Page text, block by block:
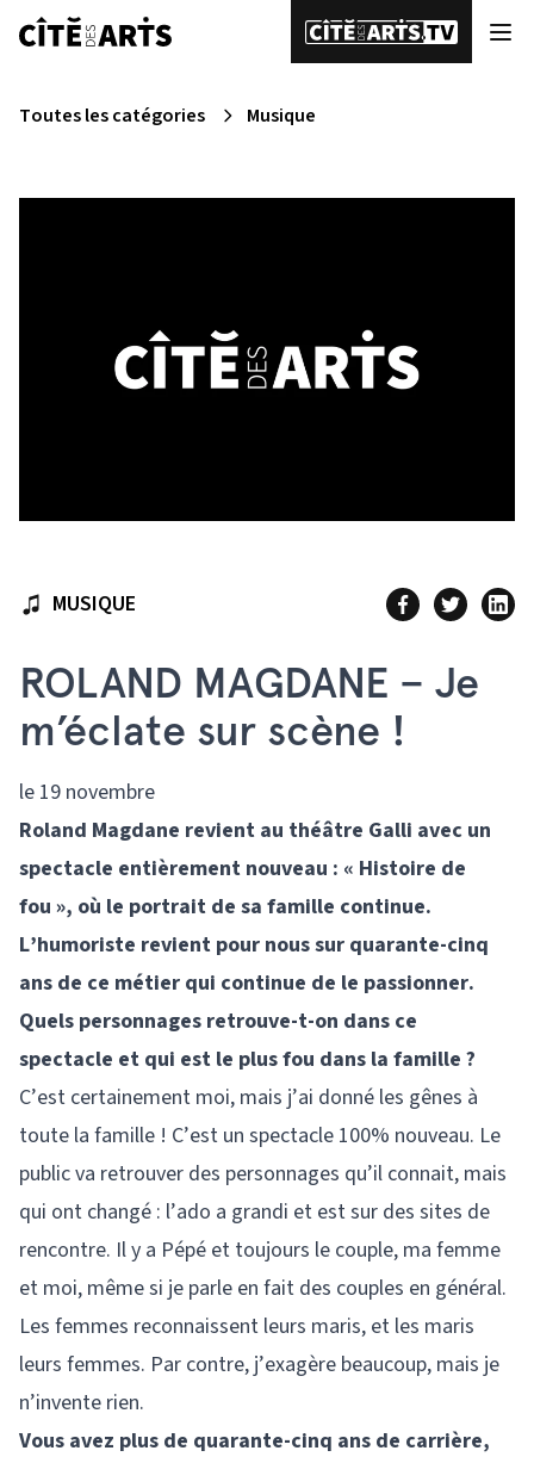
Toutes les catégories Musique
MUSIQUE
ROLAND MAGDANE – Je
m’éclate sur scène !
le 19 novembre
Roland Magdane revient au théâtre Galli avec un
spectacle entièrement nouveau : « Histoire de
fou », où le portrait de sa famille continue.
L’humoriste revient pour nous sur quarante-cinq
ans de ce métier qui continue de le passionner.
Quels personnages retrouve-t-on dans ce
spectacle et qui est le plus fou dans la famille ?
C’est certainement moi, mais j’ai donné les gênes à
toute la famille ! C’est un spectacle 100% nouveau. Le
public va retrouver des personnages qu’il connait, mais
qui ont changé : l’ado a grandi et est sur des sites de
rencontre. Il y a Pépé et toujours le couple, ma femme
et moi, même si je parle en fait des couples en général.
Les femmes reconnaissent leurs maris, et les maris
leurs femmes. Par contre, j’exagère beaucoup, mais je
n’invente rien.
Vous avez plus de quarante-cinq ans de carrière,